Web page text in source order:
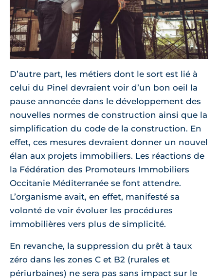
D’autre part, les métiers dont le sort est lié à
celui du Pinel devraient voir d’un bon oeil la
pause annoncée dans le développement des
nouvelles normes de construction ainsi que la
simplification du code de la construction. En
effet, ces mesures devraient donner un nouvel
élan aux projets immobiliers. Les réactions de
la Fédération des Promoteurs Immobiliers
Occitanie Méditerranée se font attendre.
L’organisme avait, en effet, manifesté sa
volonté de voir évoluer les procédures
immobilières vers plus de simplicité.
En revanche, la suppression du prêt à taux
zéro dans les zones C et B2 (rurales et
périurbaines) ne sera pas sans impact sur le